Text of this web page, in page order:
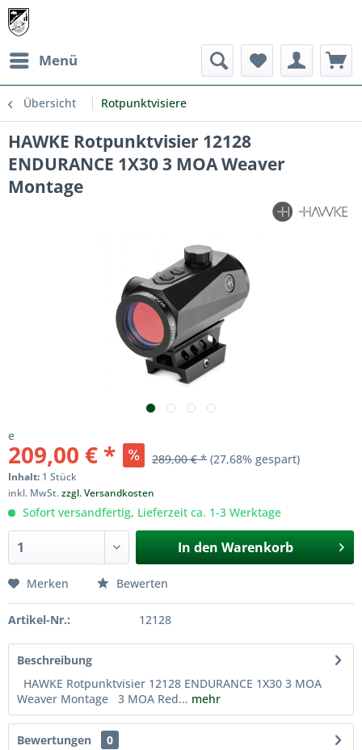
Menü
Übersicht Rotpunktvisiere
HAWKE Rotpunktvisier 12128
ENDURANCE 1X30 3 MOA Weaver
Montage
e
209,00 € * 289,00 € * (27,68% gespart)
Inhalt: 1 Stück
inkl. MwSt.zzgl. Versandkosten
Sofort versandfertig, Lieferzeit ca. 1-3 Werktage
In den Warenkorb
Merken Bewerten
Artikel-Nr.: 12128
Beschreibung
HAWKE Rotpunktvisier 12128 ENDURANCE 1X30 3 MOA
Weaver Montage 3 MOA Red... mehr
Bewertungen
0